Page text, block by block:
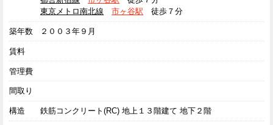
東京メトロ南北線
市ヶ谷駅 徒歩７分
築年数 ２００３年９月
賃料
管理費
間取り
構造 鉄筋コンクリート(RC) 地上１３階建て 地下２階